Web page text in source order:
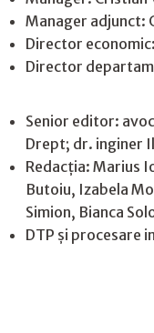
Manager adjunct:
Director
Director
Senior editor:
Drept; dr. inginer
Redacţia: Marius
Butoiu, Izabela
Simion, Bianca
DTP și procesare